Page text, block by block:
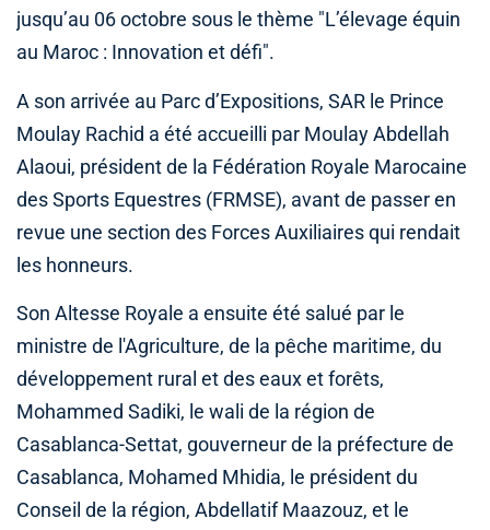
jusqu’au 06 octobre sous le thème "L’élevage équin
au Maroc : Innovation et défi".
A son arrivée au Parc d’Expositions, SAR le Prince
Moulay Rachid a été accueilli par Moulay Abdellah
Alaoui, président de la Fédération Royale Marocaine
des Sports Equestres (FRMSE), avant de passer en
revue une section des Forces Auxiliaires qui rendait
les honneurs.
Son Altesse Royale a ensuite été salué par le
ministre de l'Agriculture, de la pêche maritime, du
développement rural et des eaux et forêts,
Mohammed Sadiki, le wali de la région de
Casablanca-Settat, gouverneur de la préfecture de
Casablanca, Mohamed Mhidia, le président du
Conseil de la région, Abdellatif Maazouz, et le